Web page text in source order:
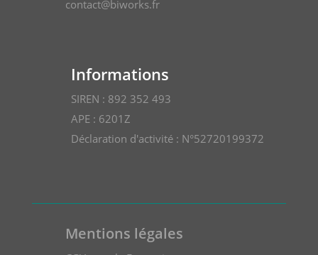
contact@biworks.fr
Informations
SIREN : 892 352 493
APE : 6201Z
Déclaration d'activité : N°52720199372
Mentions légales